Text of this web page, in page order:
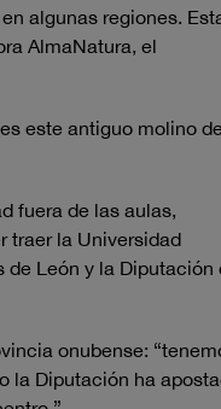
algunas regiones.
AlmaNatura, el
este antiguo molino de
fuera de las aulas,
traer la Universidad
de León y la Diputación
onubense:
la Diputación ha